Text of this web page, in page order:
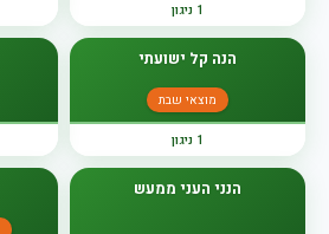
1 ניגון
הנה קל ישועתי
מוצאי שבת
1 ניגון
הנני העני ממעש